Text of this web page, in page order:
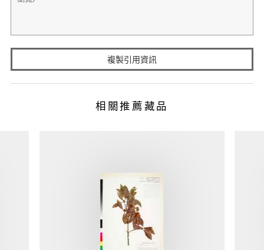
複製引用資訊
相關推薦藏品